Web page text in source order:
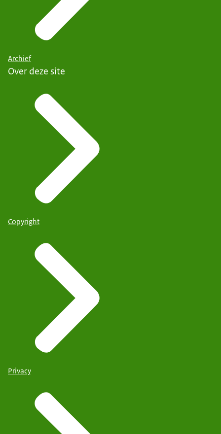
Archief
Over deze site
Copyright
Privacy